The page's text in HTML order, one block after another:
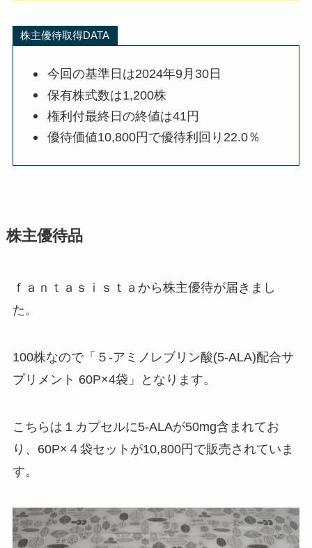
株主優待取得DATA
今回の基準日は2024年9月30日
保有株式数は1,200株
権利付最終日の終値は41円
優待価値10,800円で優待利回り22.0％
株主優待品
ｆａｎｔａｓｉｓｔａから株主優待が届きまし
た。
100株なので「５-アミノレブリン酸(5-ALA)配合サ
プリメント 60P×4袋」となります。
こちらは１カプセルに5-ALAが50mg含まれてお
り、60P×４袋セットが10,800円で販売されていま
す。